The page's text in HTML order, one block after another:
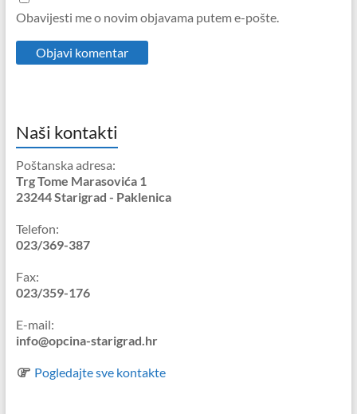
Obavijesti me o novim objavama putem e-pošte.
Naši kontakti
Poštanska adresa:
Trg Tome Marasovića 1
23244 Starigrad - Paklenica
Telefon:
023/369-387
Fax:
023/359-176
E-mail:
info@opcina-starigrad.hr
Pogledajte sve kontakte